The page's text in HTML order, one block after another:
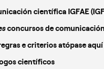
científica IGFAE
concursos de
e criterios atópase aquí
científicos